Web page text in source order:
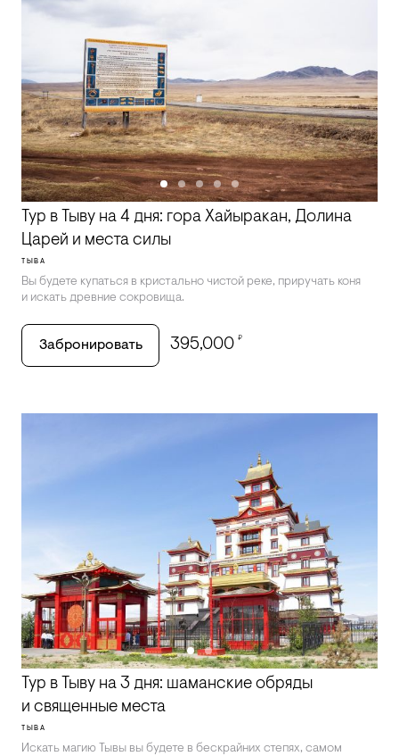
Тур в Тыву на 4 дня: гора Хайыракан, Долина
Царей и места силы
ТЫВА
Вы будете купаться в кристально чистой реке, приручать коня
и искать древние сокровища.
Забронировать 395,000 ₽
Тур в Тыву на 3 дня: шаманские обряды
и священные места
ТЫВА
Искать магию Тывы вы будете в бескрайних степях, самом